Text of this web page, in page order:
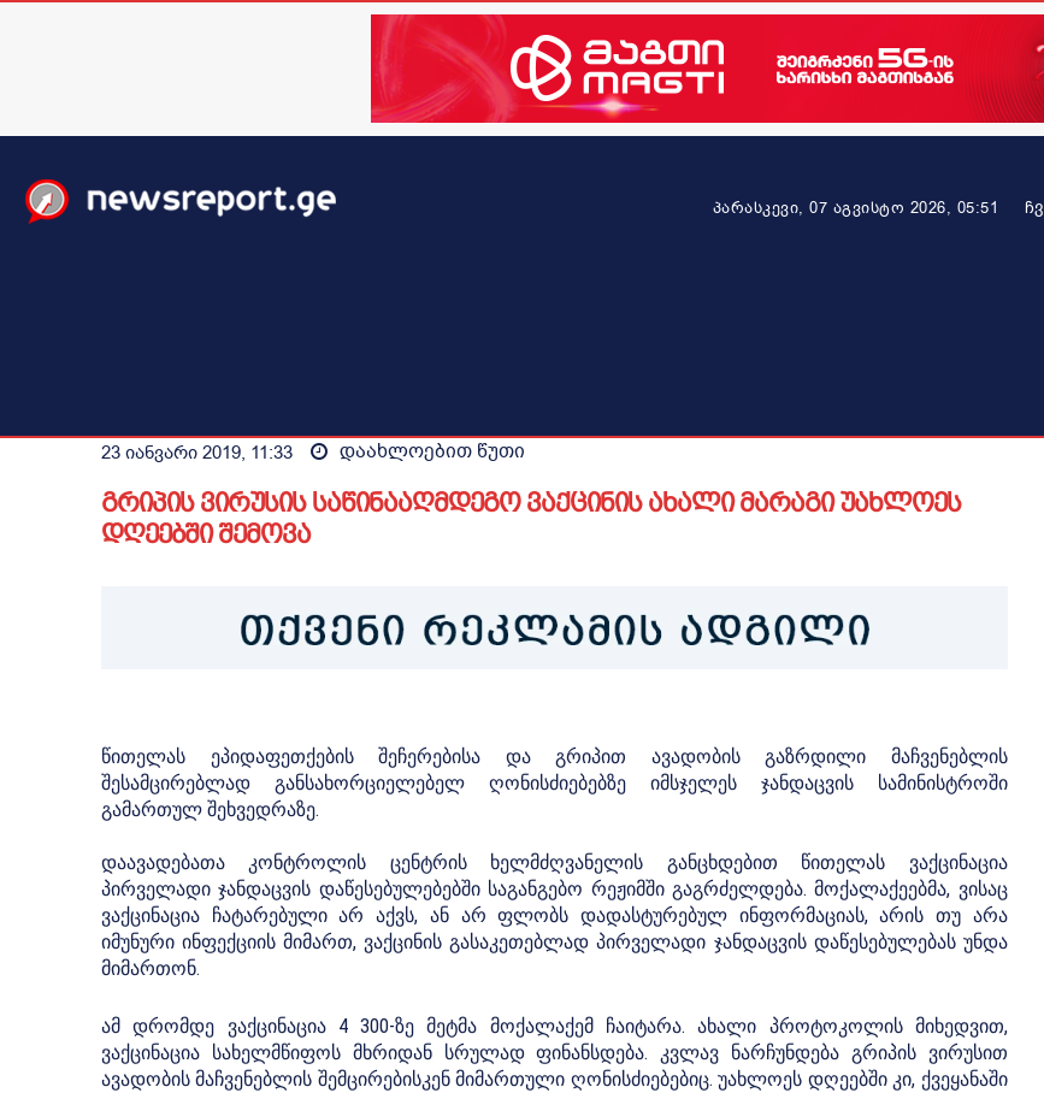
პარასკევი, 07 აგვისტო 2026, 05:51
23 იანვარი 2019, 11:33 დაახლოებით წუთი
გრიპის ვირუსის საწინააღმდეგო ვაქცინის ახალი მარაგი უახლოეს
დღეებში შემოვა
წითელას ეპიდაფეთქების შეჩერებისა და გრიპით ავადობის გაზრდილი მაჩვენებლის
შესამცირებლად განსახორციელებელ ღონისძიებებზე იმსჯელეს ჯანდაცვის სამინისტროში
გამართულ შეხვედრაზე.
დაავადებათა კონტროლის ცენტრის ხელმძღვანელის განცხდებით წითელას ვაქცინაცია
პირველადი ჯანდაცვის დაწესებულებებში საგანგებო რეჟიმში გაგრძელდება. მოქალაქეებმა, ვისაც
ვაქცინაცია ჩატარებული არ აქვს, ან არ ფლობს დადასტურებულ ინფორმაციას, არის თუ არა
იმუნური ინფექციის მიმართ, ვაქცინის გასაკეთებლად პირველადი ჯანდაცვის დაწესებულებას უნდა
მიმართონ.
ამ დრომდე ვაქცინაცია 4 300-ზე მეტმა მოქალაქემ ჩაიტარა. ახალი პროტოკოლის მიხედვით,
ვაქცინაცია სახელმწიფოს მხრიდან სრულად ფინანსდება. კვლავ ნარჩუნდება გრიპის ვირუსით
ავადობის მაჩვენებლის შემცირებისკენ მიმართული ღონისძიებებიც. უახლოეს დღეებში კი, ქვეყანაში